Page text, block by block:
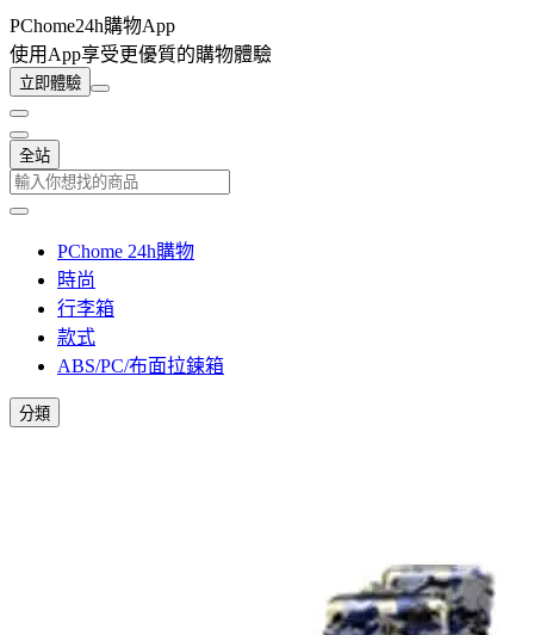
PChome24h購物App
使用App享受更優質的購物體驗
立即體驗
全站
PChome 24h購物
時尚
行李箱
款式
ABS/PC/布面拉鍊箱
分類